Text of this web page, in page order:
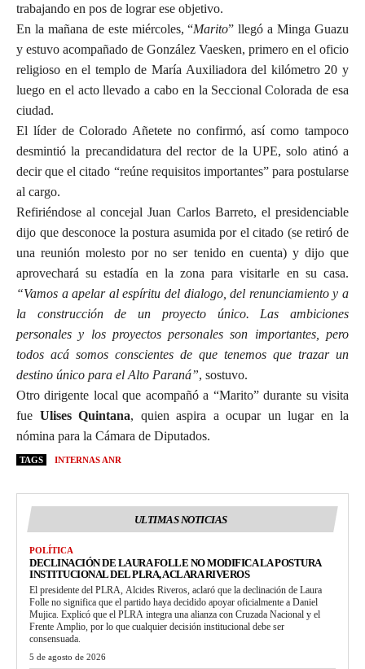
trabajando en pos de lograr ese objetivo.
En la mañana de este miércoles, “Marito” llegó a Minga Guazu
y estuvo acompañado de González Vaesken, primero en el oficio
religioso en el templo de María Auxiliadora del kilómetro 20 y
luego en el acto llevado a cabo en la Seccional Colorada de esa
ciudad.
El líder de Colorado Añetete no confirmó, así como tampoco
desmintió la precandidatura del rector de la UPE, solo atinó a
decir que el citado “reúne requisitos importantes” para postularse
al cargo.
Refiriéndose al concejal Juan Carlos Barreto, el presidenciable
dijo que desconoce la postura asumida por el citado (se retiró de
una reunión molesto por no ser tenido en cuenta) y dijo que
aprovechará su estadía en la zona para visitarle en su casa.
“Vamos a apelar al espíritu del dialogo, del renunciamiento y a
la construcción de un proyecto único. Las ambiciones
personales y los proyectos personales son importantes, pero
todos acá somos conscientes de que tenemos que trazar un
destino único para el Alto Paraná”, sostuvo.
Otro dirigente local que acompañó a “Marito” durante su visita
fue Ulises Quintana, quien aspira a ocupar un lugar en la
nómina para la Cámara de Diputados.
TAGS INTERNAS ANR
ULTIMAS NOTICIAS
POLÍTICA
DECLINACIÓN DE LAURA FOLLE NO MODIFICA LA POSTURA
INSTITUCIONAL DEL PLRA, ACLARA RIVEROS
El presidente del PLRA, Alcides Riveros, aclaró que la declinación de Laura
Folle no significa que el partido haya decidido apoyar oficialmente a Daniel
Mujica. Explicó que el PLRA integra una alianza con Cruzada Nacional y el
Frente Amplio, por lo que cualquier decisión institucional debe ser
consensuada.
5 de agosto de 2026